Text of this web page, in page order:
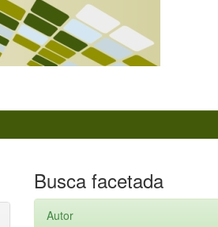
Busca facetada
Autor